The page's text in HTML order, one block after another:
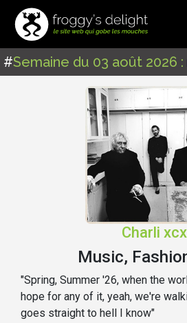
#Semaine du 03 août 2026
Charli xcx
Music,
"Spring, Summer '26, when the
hope for any of it, yeah, we're
goes straight to hell I know"